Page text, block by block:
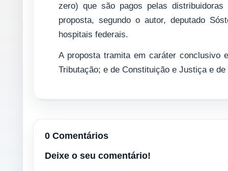
zero) que são pagos pelas
proposta, segundo o autor, deputado
hospitais federais.
A proposta tramita em caráter conclusivo
Tributação; e de Constituição e Justiça e de
0 Comentários
Deixe o seu comentário!